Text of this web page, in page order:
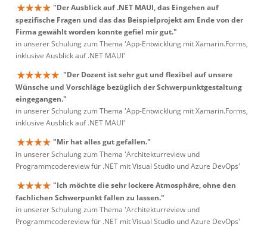
"Der Ausblick auf .NET MAUI, das Eingehen auf
spezifische Fragen und das das Beispielprojekt am Ende von der
Firma gewählt worden konnte gefiel mir gut."
in unserer Schulung zum Thema 'App-Entwicklung mit Xamarin.Forms,
inklusive Ausblick auf .NET MAUI'
"Der Dozent ist sehr gut und flexibel auf unsere
Wünsche und Vorschläge bezüglich der Schwerpunktgestaltung
eingegangen."
in unserer Schulung zum Thema 'App-Entwicklung mit Xamarin.Forms,
inklusive Ausblick auf .NET MAUI'
"Mir hat alles gut gefallen."
in unserer Schulung zum Thema 'Architekturreview und
Programmcodereview für .NET mit Visual Studio und Azure DevOps'
"Ich möchte die sehr lockere Atmosphäre, ohne den
fachlichen Schwerpunkt fallen zu lassen."
in unserer Schulung zum Thema 'Architekturreview und
Programmcodereview für .NET mit Visual Studio und Azure DevOps'